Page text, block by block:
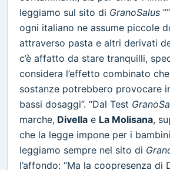
leggiamo sul sito di GranoSalus
ogni italiano ne assume piccole
attraverso pasta e altri derivati
c’è affatto da stare tranquilli,
considera l’effetto combinato
sostanze potrebbero provocare
bassi dosaggi”. “Dal Test
marche, Divella e La Molisana,
che la legge impone per i bambini
leggiamo sempre nel sito di
l’affondo: “Ma la coopresenza di